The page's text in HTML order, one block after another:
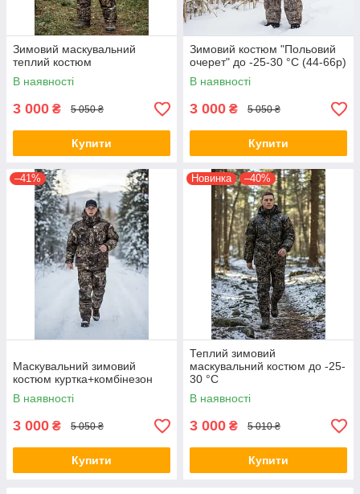
Зимовий маскувальний
теплий костюм
В наявності
3 000 ₴ 5 050 ₴
Купити
Зимовий костюм "Польовий
очерет" до -25-30 °C (44-66р)
В наявності
3 000 ₴ 5 050 ₴
Купити
–41%
Маскувальний зимовий
костюм куртка+комбінезон
В наявності
3 000 ₴ 5 050 ₴
Купити
Новинка –40%
Теплий зимовий
маскувальний костюм до -25-
30 °C
В наявності
3 000 ₴ 5 010 ₴
Купити